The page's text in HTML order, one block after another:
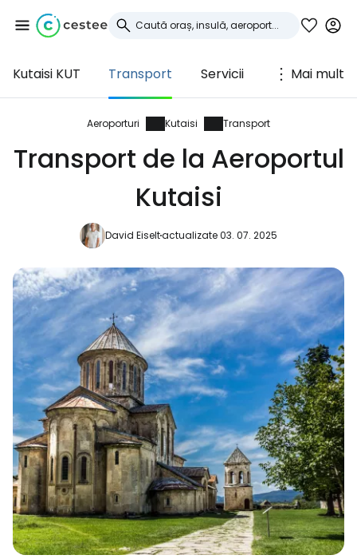
Kutaisi KUT Transport Servicii Mai mult
Aeroporturi Kutaisi Transport
Transport de la Aeroportul
Kutaisi
David Eiseltactualizate 03. 07. 2025
Conectați-vă la
Cestee
... comunitatea mondială a călătorilor
Continuați cu Facebook
Continuați cu e-mailul